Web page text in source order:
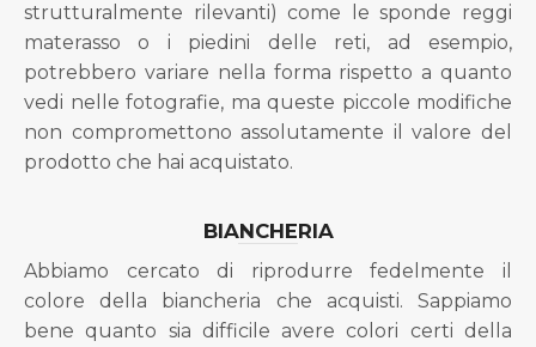
strutturalmente rilevanti) come le sponde reggi
materasso o i piedini delle reti, ad esempio,
potrebbero variare nella forma rispetto a quanto
vedi nelle fotografie, ma queste piccole modifiche
non compromettono assolutamente il valore del
prodotto che hai acquistato.
BIANCHERIA
Abbiamo cercato di riprodurre fedelmente il
colore della biancheria che acquisti. Sappiamo
bene quanto sia difficile avere colori certi della